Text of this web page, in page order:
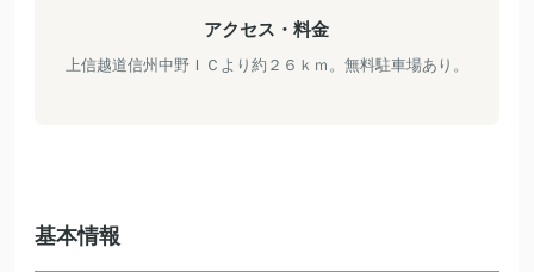
アクセス・料金
上信越道信州中野ＩＣより約２６ｋｍ。無料駐車場あり。
基本情報